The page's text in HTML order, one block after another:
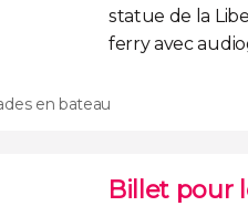
statue de la
ferry avec
en bateau
Billet pour